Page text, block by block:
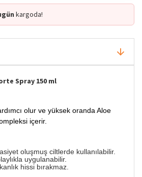
Popüler
kargoda!
Spray 150 ml
olur ve yüksek oranda Aloe
içerir.
oluşmuş ciltlerde kullanılabilir.
uygulanabilir.
hissi bırakmaz.